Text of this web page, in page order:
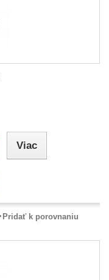
Viac
Pridať k porovnaniu